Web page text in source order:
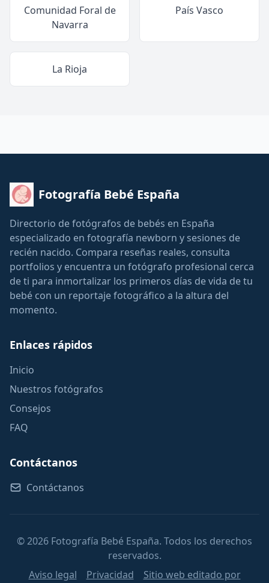
Comunidad Foral de
Navarra
País Vasco
La Rioja
Fotografía Bebé España
Directorio de fotógrafos de bebés en España
especializado en fotografía newborn y sesiones de
recién nacido. Compara reseñas reales, consulta
portfolios y encuentra un fotógrafo profesional cerca
de ti para inmortalizar los primeros días de vida de tu
bebé con un reportaje fotográfico a la altura del
momento.
Enlaces rápidos
Inicio
Nuestros fotógrafos
Consejos
FAQ
Contáctanos
Contáctanos
© 2026 Fotografía Bebé España. Todos los derechos
reservados.
Aviso legal
Privacidad
Sitio web editado por